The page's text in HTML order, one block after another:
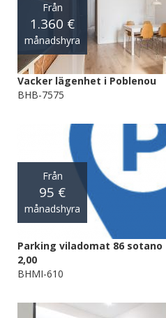
Från
1.360 €
månadshyra
Vacker lägenhet i Poblenou
BHB-7575
Från
95 €
månadshyra
Parking viladomat 86 sotano
2,00
BHMI-610